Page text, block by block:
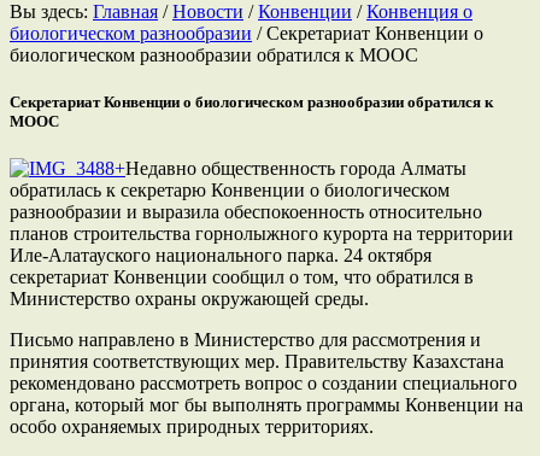
Вы здесь: Главная /Новости /Конвенции /Конвенция о
биологическом разнообразии /Секретариат Конвенции о
биологическом разнообразии обратился к МООС
Секретариат Конвенции о биологическом разнообразии обратился к
МООС
Недавно общественность города Алматы
обратилась к секретарю Конвенции о биологическом
разнообразии и выразила обеспокоенность относительно
планов строительства горнолыжного курорта на территории
Иле-Алатауского национального парка. 24 октября
секретариат Конвенции сообщил о том, что обратился в
Министерство охраны окружающей среды.
Письмо направлено в Министерство для рассмотрения и
принятия соответствующих мер. Правительству Казахстана
рекомендовано рассмотреть вопрос о создании специального
органа, который мог бы выполнять программы Конвенции на
особо охраняемых природных территориях.